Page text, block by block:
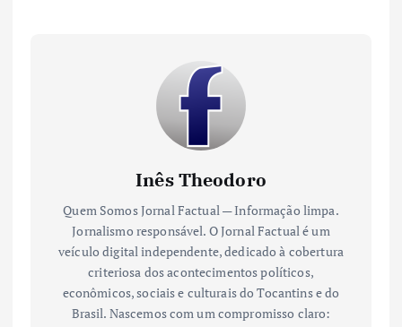
Inês Theodoro
Quem Somos Jornal Factual — Informação limpa.
Jornalismo responsável. O Jornal Factual é um
veículo digital independente, dedicado à cobertura
criteriosa dos acontecimentos políticos,
econômicos, sociais e culturais do Tocantins e do
Brasil. Nascemos com um compromisso claro: